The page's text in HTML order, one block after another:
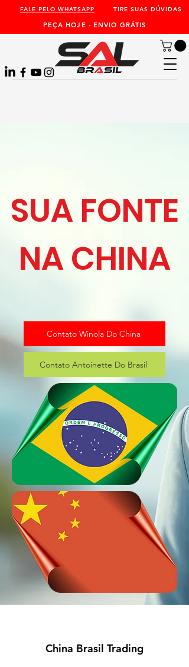
FALE PELO WHATSAPP TIRE SUAS DÚVIDAS
PEÇA HOJE - ENVIO GRÁTIS
SUA FONTE
NA CHINA
Contato Winola Do China
Contato Antoinette Do Brasil
China Brasil Trading